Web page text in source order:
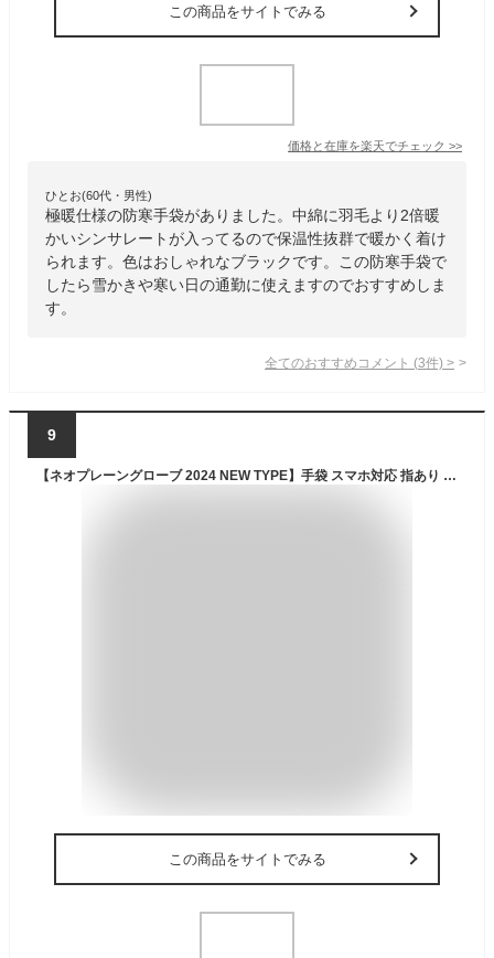
この商品をサイトでみる
価格と在庫を楽天でチェック >>
ひとお(60代・男性)
極暖仕様の防寒手袋がありました。中綿に羽毛より2倍暖
かいシンサレートが入ってるので保温性抜群で暖かく着け
られます。色はおしゃれなブラックです。この防寒手袋で
したら雪かきや寒い日の通勤に使えますのでおすすめしま
す。
全てのおすすめコメント (3件) >
9
【ネオプレーングローブ 2024 NEW TYPE】手袋 スマホ対応 指あり 防風グローブ ネオプレーン グローブ 撥水 保温 滑り止め 洗車 メンズ 男性 冬 防風 冬用 防寒 防水 防滴 抗菌 断熱 作業 ストレッチ 防寒手袋 タッチパネル 紺 スマホ対応手袋 タッチパネル対応
この商品をサイトでみる